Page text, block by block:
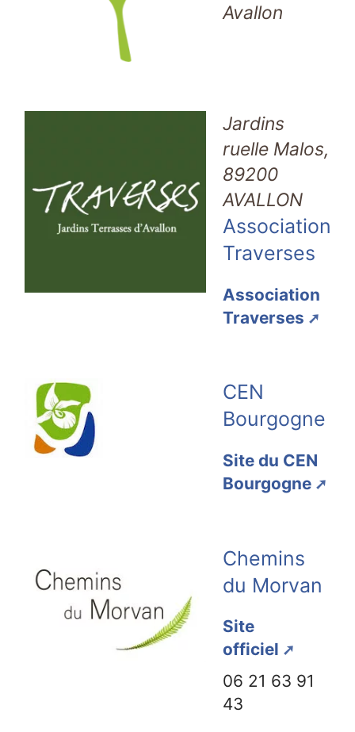
Avallon
Jardins
ruelle Malos,
89200
AVALLON
Association
Traverses
Association
Traverses
CEN
Bourgogne
Site du CEN
Bourgogne
Chemins
du Morvan
Site
officiel
06 21 63 91
43